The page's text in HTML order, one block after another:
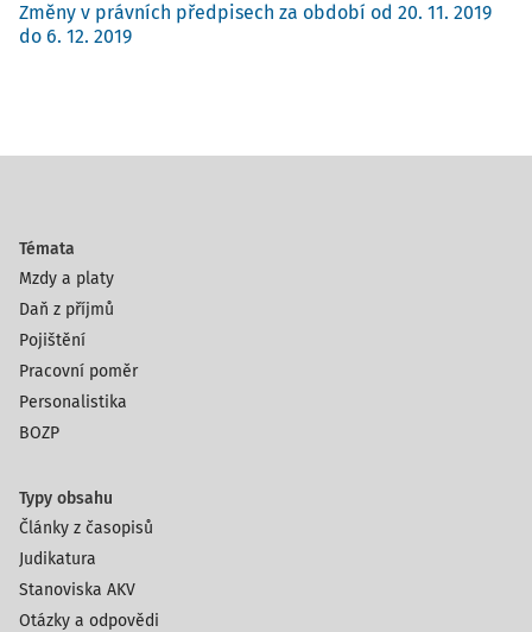
Změny v právních předpisech za období od 20. 11. 2019
do 6. 12. 2019
Témata
Mzdy a platy
Daň z příjmů
Pojištění
Pracovní poměr
Personalistika
BOZP
Typy obsahu
Články z časopisů
Judikatura
Stanoviska AKV
Otázky a odpovědi